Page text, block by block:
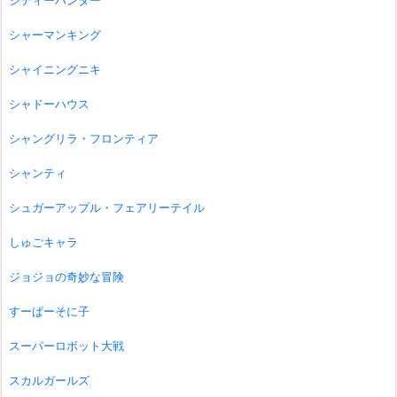
シャーマンキング
シャイニングニキ
シャドーハウス
シャングリラ・フロンティア
シャンティ
シュガーアップル・フェアリーテイル
しゅごキャラ
ジョジョの奇妙な冒険
すーぱーそに子
スーパーロボット大戦
スカルガールズ